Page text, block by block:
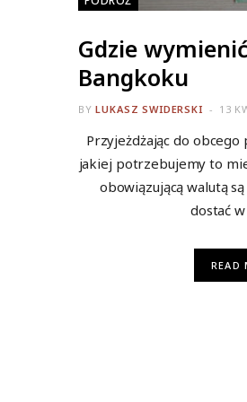
Gdzie
Bangkoku
BY LUKASZ SWIDERSKI 13
Przyjeżdżając do
jakiej potrzebujemy to
obowiązującą walutą
dostać
READ